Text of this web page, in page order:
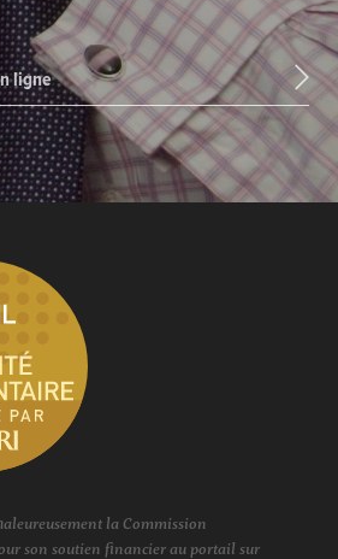
ligne
la Commission
son soutien financier au portail sur